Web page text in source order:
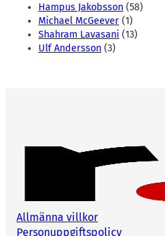
Hampus Jakobsson (58)
Michael McGeever (1)
Shahram Lavasani (13)
Ulf Andersson (3)
Allmänna villkor
Personuppgiftspolicy